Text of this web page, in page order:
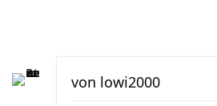
von lowi2000